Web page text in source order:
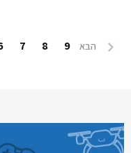
הבא 9
8
7